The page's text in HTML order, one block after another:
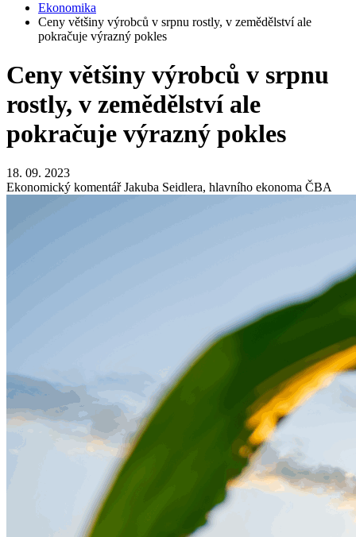
Ekonomika
Ceny většiny výrobců v srpnu rostly, v zemědělství ale
pokračuje výrazný pokles
Ceny většiny výrobců v srpnu
rostly, v zemědělství ale
pokračuje výrazný pokles
18. 09. 2023
Ekonomický komentář Jakuba Seidlera, hlavního ekonoma ČBA